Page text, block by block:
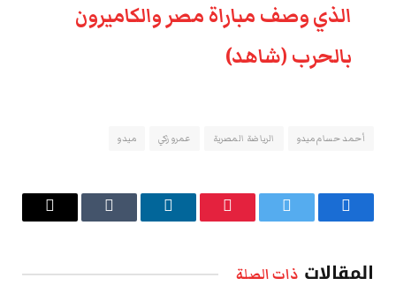
الذي وصف مباراة مصر والكاميرون
بالحرب (شاهد)
أحمد حسام ميدو الرياضة المصرية عمرو زكي ميدو
فيسبوك تويتر بينتيريستلينكدإن Tumblr
البريد
المقالات ذات الصلة